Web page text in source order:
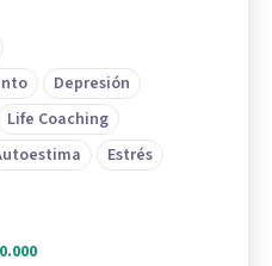
Depresión
Life Coaching
Estrés